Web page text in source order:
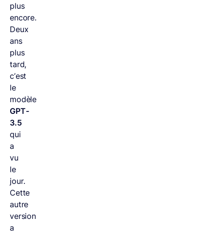
plus
encore.
Deux
ans
plus
tard,
c’est
le
modèle
GPT-
3.5
qui
a
vu
le
jour.
Cette
autre
version
a